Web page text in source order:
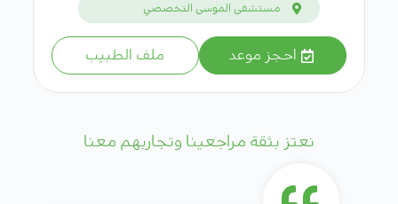
مستشفى الموسى التخصصي
احجز موعد ملف الطبيب
نعتز بثقة مراجعينا وتجاربهم معنا